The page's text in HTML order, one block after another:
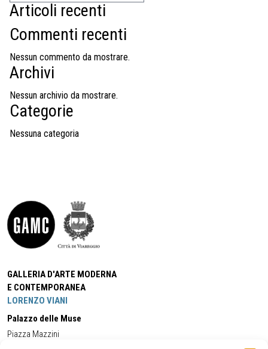
MOSTRE
EVENTI
PALAZZO DELLE MUSE
Articoli recenti
Commenti recenti
Nessun commento da mostrare.
Archivi
Nessun archivio da mostrare.
Categorie
Nessuna categoria
GALLERIA D'ARTE MODERNA
E CONTEMPORANEA
LORENZO VIANI
Palazzo delle Muse
Piazza Mazzini